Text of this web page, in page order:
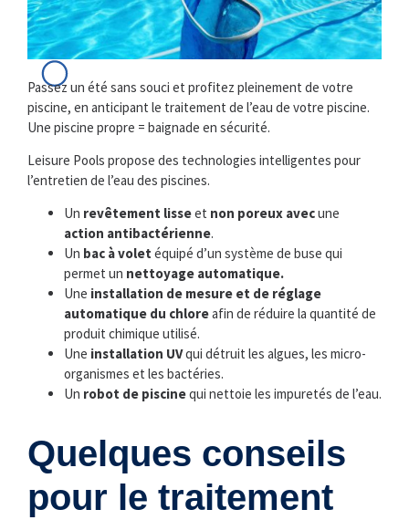
Passez un été sans souci et profitez pleinement de votre
piscine, en anticipant le traitement de l’eau de votre piscine.
Une piscine propre = baignade en sécurité.
Leisure Pools propose des technologies intelligentes pour
l’entretien de l’eau des piscines.
Un revêtement lisseet non poreux avecune
action antibactérienne.
Un bac à volet équipé d’un système de buse qui
permet un nettoyage automatique.
Une installation de mesure et de réglage
automatique du chloreafin de réduire la quantité de
produit chimique utilisé.
Une installation UVqui détruit les algues, les micro-
organismes et les bactéries.
Un robot de piscinequi nettoie les impuretés de l’eau.
Quelques conseils
pour le traitement